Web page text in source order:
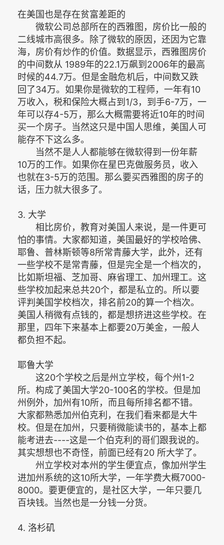
在美国也是存在贫富差距的
微软公司总部所在的西雅图，房价比一般的
二线城市高很多。除了微软的原因，还因为它靠
海，房价有炒作的价值。数据显示，西雅图房价
的中间数从 1989年的22.1万飙到2006年的最高
时候的44.7万。但是金融危机后，中间数又跌
回了34万。如果你是微软的工程师，一年有10
万收入，税和保险大概占到1/3，到手6-7万，一
年可以存4-5万，那么大概需要将近10年的时间
买一个房子。当然这只是中国人思维，美国人可
能存不下这么多。
当然不是人人都能够在微软得到一份年薪
10万的工作。如果你在星巴克做服务员，收入
也就在3-5万的范围。那么要买西雅图的房子的
话，压力就大很多了。
3. 大学
相比房价，教育对美国人来说，是一件更可
怕的事情。大家都知道，美国最好的学校哈佛、
耶鲁、普林斯顿等8所常青藤大学，此外，还有
一些学校不是常青藤，但是完全是一个档次的，
比如斯坦福、芝加哥、麻省理工、加州理工。这
些学校加起来总共20个，都是私立的。所以要
评判美国学校档次，排名前20的算一个档次。
美国人稍微有点钱的，都是想挤进这些学校。在
那里，四年下来基本上都要20万美金，一般人
都负担不起。
耶鲁大学
这20个学校之后是州立学校，每个州1-2
所。构成了美国大学20-100名的学校。但是加
州例外，加州有10所，而且每所排名都不错。
大家都熟悉加州伯克利，在我们看来都是大牛
校。但是在加州，只要稍微能读书的，基本上都
能考进去----这是一个伯克利的哥们跟我说的。
其实想想也不奇怪，前面已经有20 所大学了。
州立学校对本州的学生便宜点，像加州学生
进加州系统的这10所大学，一年学费大概7000-
8000。要更便宜的，是社区大学，一年只要几
百块钱。当然也是一分钱一分货。
4. 洛杉矶